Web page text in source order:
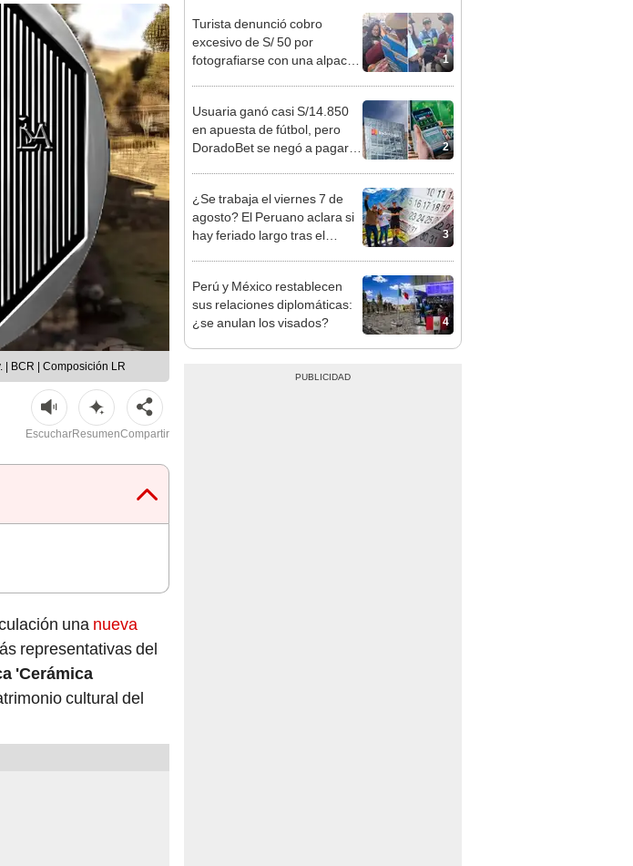
| BCR | Composición LR
EscucharResumenCompartir
una nueva
representativas del
'Cerámica
cultural del
1
Turista denunció cobro
excesivo de S/ 50 por
fotografiarse con una alpaca
2
Usuaria ganó casi S/14.850
en apuesta de fútbol, pero
DoradoBet se negó a pagar:
3
¿Se trabaja el viernes 7 de
agosto? El Peruano aclara si
hay feriado largo tras el
4
Perú y México restablecen
sus relaciones diplomáticas:
¿se anulan los visados?